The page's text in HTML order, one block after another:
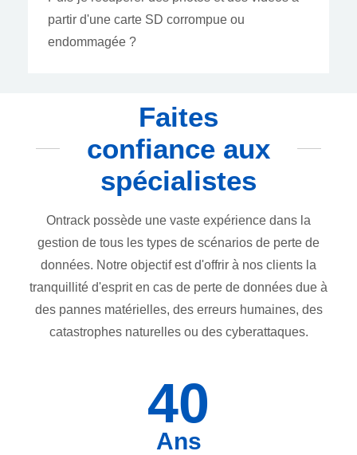
partir d'une carte SD corrompue ou
endommagée ?
Faites
confiance aux
spécialistes
Ontrack possède une vaste expérience dans la
gestion de tous les types de scénarios de perte de
données. Notre objectif est d'offrir à nos clients la
tranquillité d'esprit en cas de perte de données due à
des pannes matérielles, des erreurs humaines, des
catastrophes naturelles ou des cyberattaques.
40
Ans